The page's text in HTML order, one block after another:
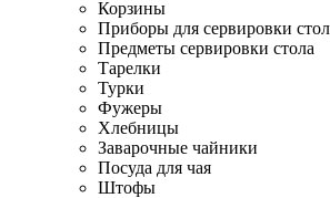
Корзины
Приборы для сервировки
Предметы сервировки стола
Тарелки
Турки
Фужеры
Хлебницы
Заварочные чайники
Посуда для чая
Штофы